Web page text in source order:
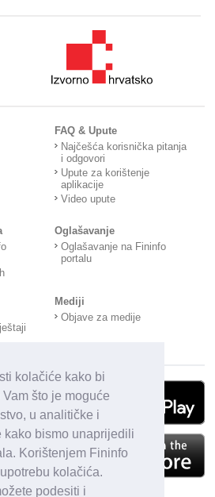
kolačiće kako bi
što je moguće
u analitičke i
kako bismo unaprijedili
Korištenjem Fininfo
kolačića.
podesiti i
FAQ & Upute
Najčešća korisnička pitanja
i odgovori
Upute za korištenje
aplikacije
Video upute
Oglašavanje
Oglašavanje na Fininfo
portalu
Mediji
Objave za medije